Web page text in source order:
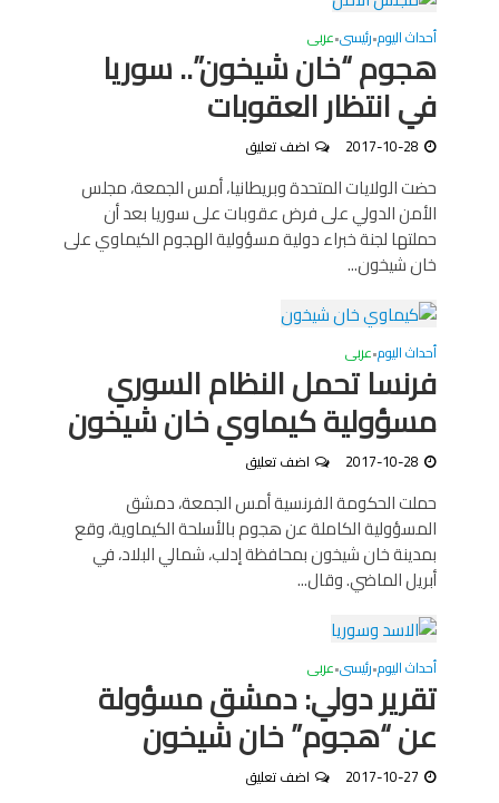
أحداث اليوم•رئيسى•عربى
هجوم “خان شيخون”.. سوريا
في انتظار العقوبات
2017-10-28 اضف تعليق
حضت الولايات المتحدة وبريطانيا، أمس الجمعة، مجلس
الأمن الدولي على فرض عقوبات على سوريا بعد أن
حملتها لجنة خبراء دولية مسؤولية الهجوم الكيماوي على
خان شيخون...
أحداث اليوم•عربى
فرنسا تحمل النظام السوري
مسؤولية كيماوي خان شيخون
2017-10-28 اضف تعليق
حملت الحكومة الفرنسية أمس الجمعة، دمشق
المسؤولية الكاملة عن هجوم بالأسلحة الكيماوية، وقع
بمدينة خان شيخون بمحافظة إدلب، شمالي البلاد، في
أبريل الماضي. وقال...
أحداث اليوم•رئيسى•عربى
تقرير دولي: دمشق مسؤولة
عن “هجوم” خان شيخون
2017-10-27 اضف تعليق